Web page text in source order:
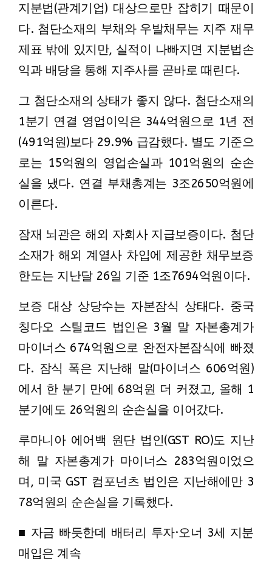
지분법(관계기업) 대상으로만 잡히기 때문이
다. 첨단소재의 부채와 우발채무는 지주 재무
제표 밖에 있지만, 실적이 나빠지면 지분법손
익과 배당을 통해 지주사를 곧바로 때린다.
그 첨단소재의 상태가 좋지 않다. 첨단소재의
1분기 연결 영업이익은 344억원으로 1년 전
(491억원)보다 29.9% 급감했다. 별도 기준으
로는 15억원의 영업손실과 101억원의 순손
실을 냈다. 연결 부채총계는 3조2650억원에
이른다.
잠재 뇌관은 해외 자회사 지급보증이다. 첨단
소재가 해외 계열사 차입에 제공한 채무보증
한도는 지난달 26일 기준 1조7694억원이다.
보증 대상 상당수는 자본잠식 상태다. 중국
칭다오 스틸코드 법인은 3월 말 자본총계가
마이너스 674억원으로 완전자본잠식에 빠졌
다. 잠식 폭은 지난해 말(마이너스 606억원)
에서 한 분기 만에 68억원 더 커졌고, 올해 1
분기에도 26억원의 순손실을 이어갔다.
루마니아 에어백 원단 법인(GST RO)도 지난
해 말 자본총계가 마이너스 283억원이었으
며, 미국 GST 컴포넌츠 법인은 지난해에만 3
78억원의 순손실을 기록했다.
■ 자금 빠듯한데 배터리 투자·오너 3세 지분
매입은 계속